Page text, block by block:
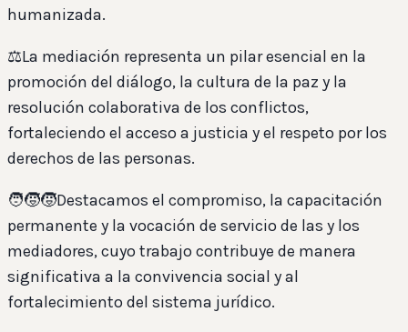
humanizada.
⚖️La mediación representa un pilar esencial en la
promoción del diálogo, la cultura de la paz y la
resolución colaborativa de los conflictos,
fortaleciendo el acceso a justicia y el respeto por los
derechos de las personas.
🧑‍🧒‍🧒Destacamos el compromiso, la capacitación
permanente y la vocación de servicio de las y los
mediadores, cuyo trabajo contribuye de manera
significativa a la convivencia social y al
fortalecimiento del sistema jurídico.